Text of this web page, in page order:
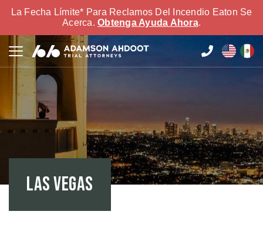
La Fecha Límite* Para Reclamos Del Incendio Eaton Se
Acerca. Obtenga Ayuda Ahora.
Las Vegas